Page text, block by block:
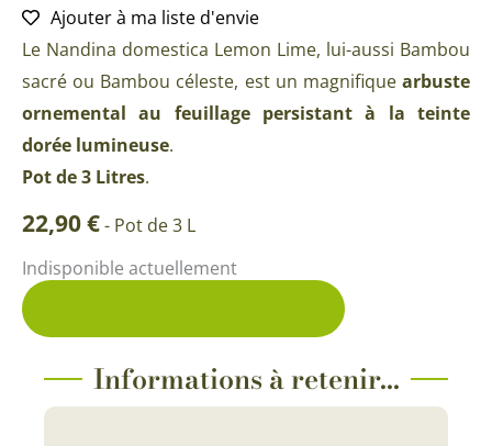
Ajouter à ma liste d'envie
Le Nandina domestica Lemon Lime, lui-aussi Bambou
sacré ou Bambou céleste, est un magnifique arbuste
ornemental au feuillage persistant à la teinte
dorée lumineuse.
Pot de 3 Litres.
22,90€- Pot de 3 L
Indisponible actuellement
Informations à retenir...